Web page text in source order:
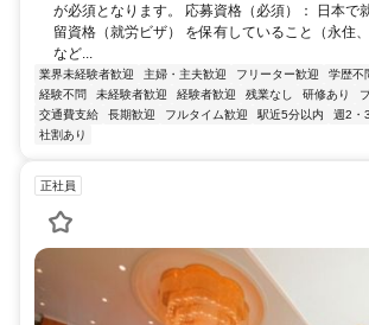
が必須となります。 応募資格（必須）： 日本で
留資格（就労ビザ） を保有していること（永住
など...
業界未経験者歓迎 主婦・主夫歓迎 フリーター歓迎 学歴不
経験不問
未経験者歓迎 経験者歓迎 残業なし 研修あり
交通費支給
長期歓迎 フルタイム歓迎 駅近5分以内 週2・
社割あり
正社員